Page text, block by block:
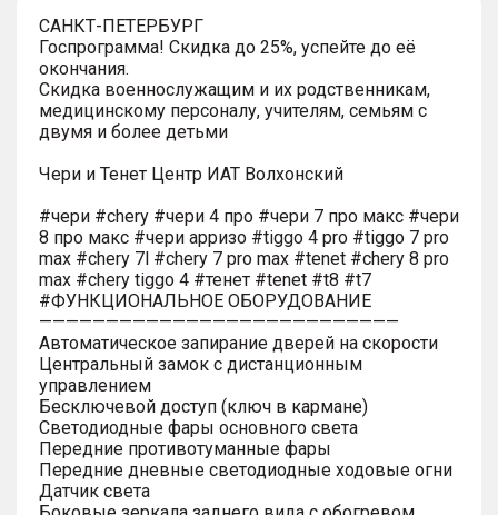
САНКТ-ПЕТЕРБУРГ
Госпрограмма! Скидка до 25%, успейте до её
окончания.
Скидка военнослужащим и их родственникам,
медицинскому персоналу, учителям, семьям с
двумя и более детьми
Чери и Тенет Центр ИАТ Волхонский
#чери #chery #чери 4 про #чери 7 про макс #чери
8 про макс #чери арризо #tiggo 4 pro #tiggo 7 pro
max #chery 7l #chery 7 pro max #tenet #chery 8 pro
max #chery tiggo 4 #тенет #tenet #t8 #t7
#ФУНКЦИОНАЛЬНОЕ ОБОРУДОВАНИЕ
———————————————————————————
Автоматическое запирание дверей на скорости
Центральный замок с дистанционным
управлением
Бесключевой доступ (ключ в кармане)
Светодиодные фары основного света
Передние противотуманные фары
Передние дневные светодиодные ходовые огни
Датчик света